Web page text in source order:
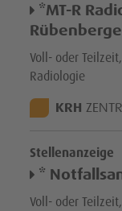
*MT-R
Voll- oder
Radiologie
STANDORT:
KRH
Stellenanzeige
*
Voll- oder